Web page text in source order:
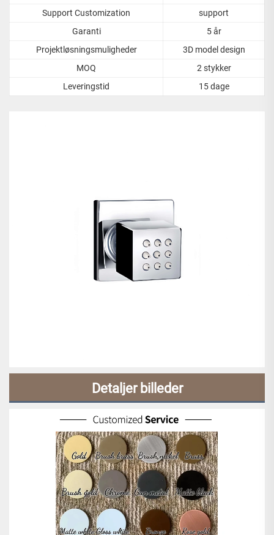
Support Customization
support
Garanti
5 år
Projektløsningsmuligheder
3D model design
MOQ
2 stykker
Leveringstid
15 dage
Detaljer billeder